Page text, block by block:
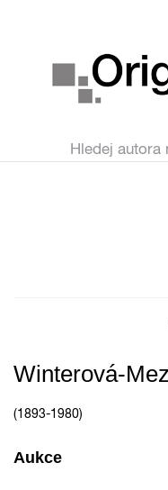
Winterová-
(1893-1980)
Aukce